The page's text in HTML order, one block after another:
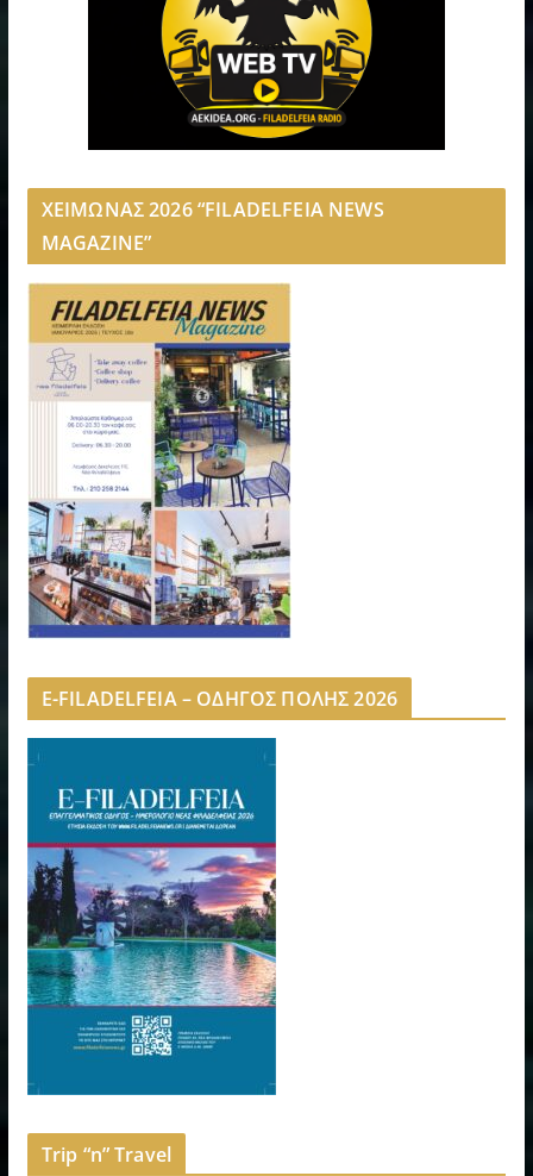
ΧΕΙΜΩΝΑΣ 2026 “FILADELFEIA NEWS
MAGAZINE”
E-FILADELFEIA – ΟΔΗΓΟΣ ΠΟΛΗΣ 2026
Trip “n” Travel